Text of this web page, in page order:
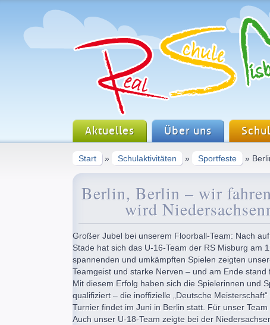
Aktuelles Über uns
Start » Schulaktivitäten » Sportfeste »
Berlin, Berlin – wir
wird
Großer Jubel bei unserem Floorball-Team: Nach
Stade hat sich das U-16-Team der RS Misburg am
spannenden und umkämpften Spielen zeigten
Teamgeist und starke Nerven – und am Ende
Mit diesem Erfolg haben sich die Spielerinnen und
qualifiziert – die inoffizielle „Deutsche
Turnier findet im Juni in Berlin statt. Für unser
Auch unser U-18-Team zeigte bei der